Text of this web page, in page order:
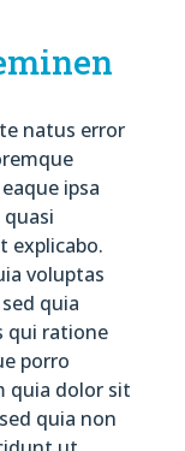
natus error
ipsa
explicabo.
voluptas
quia
qui ratione
porro
quia dolor sit
quia non